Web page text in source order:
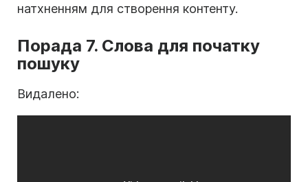
натхненням для створення контенту.
Порада 7. Слова для початку
пошуку
Видалено: